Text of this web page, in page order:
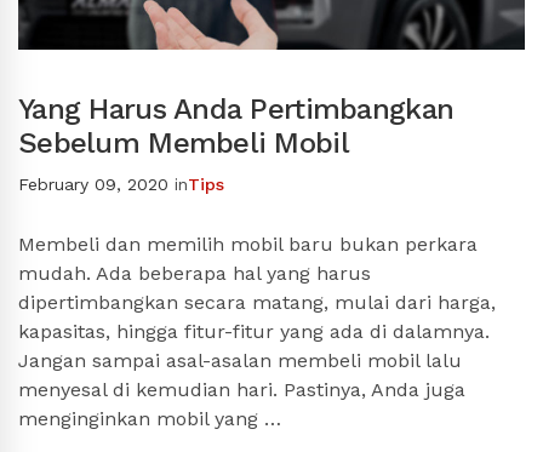
Yang Harus Anda Pertimbangkan
Sebelum Membeli Mobil
February 09, 2020 inTips
Membeli dan memilih mobil baru bukan perkara
mudah. Ada beberapa hal yang harus
dipertimbangkan secara matang, mulai dari harga,
kapasitas, hingga fitur-fitur yang ada di dalamnya.
Jangan sampai asal-asalan membeli mobil lalu
menyesal di kemudian hari. Pastinya, Anda juga
menginginkan mobil yang …